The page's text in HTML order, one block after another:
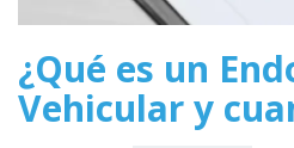
¿Qué es un
Vehicular y